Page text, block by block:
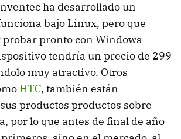
ha desarrollado un
bajo Linux, pero que
pronto con Windows
tendría un precio de 299
muy atractivo. Otros
HTC, también están
productos productos sobre
por lo que antes de final de año